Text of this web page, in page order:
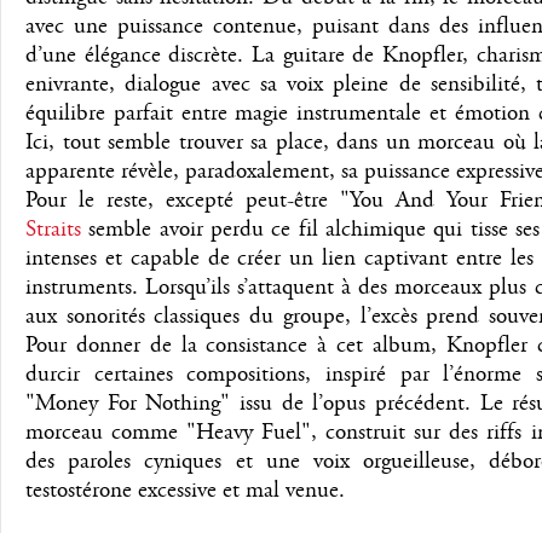
avec une puissance contenue, puisant dans des
d’une élégance discrète. La guitare de Knopfler,
enivrante, dialogue avec sa voix pleine de sensibilité,
équilibre parfait entre magie instrumentale et émotion
Ici, tout semble trouver sa place, dans un morceau où
apparente révèle, paradoxalement, sa puissance
Pour le reste, excepté peut-être "You And Your
Straits semble avoir perdu ce fil alchimique qui tisse
intenses et capable de créer un lien captivant entre les
instruments. Lorsqu’ils s’attaquent à des morceaux plus
aux sonorités classiques du groupe, l’excès prend
Pour donner de la consistance à cet album, Knopfler
durcir certaines compositions, inspiré par l’énorme
"Money For Nothing" issu de l’opus précédent. Le
morceau comme "Heavy Fuel", construit sur des riffs
des paroles cyniques et une voix orgueilleuse,
testostérone excessive et mal venue.